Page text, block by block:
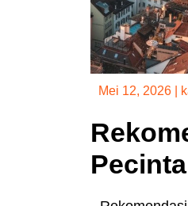
Mei 12, 2026